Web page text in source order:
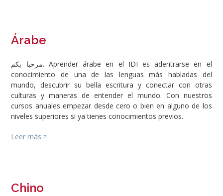
Árabe
مرحبا بكم. Aprender árabe en el IDI es adentrarse en el
conocimiento de una de las lenguas más habladas del
mundo, descubrir su bella escritura y conectar con otras
culturas y maneras de entender el mundo. Con nuestros
cursos anuales empezar desde cero o bien en alguno de los
niveles superiores si ya tienes conocimientos previos.
Leer más
Chino